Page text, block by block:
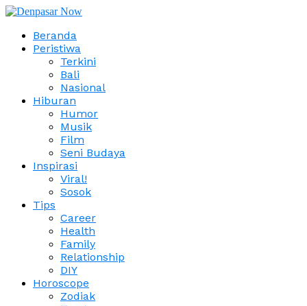
Beranda
Peristiwa
Terkini
Bali
Nasional
Hiburan
Humor
Musik
Film
Seni Budaya
Inspirasi
Viral!
Sosok
Tips
Career
Health
Family
Relationship
DIY
Horoscope
Zodiak